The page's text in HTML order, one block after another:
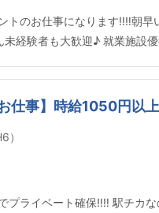
のお仕事になります‼‼朝
経験者も大歓迎♪ 就業施設
仕事】時給1050円以
）
ライベート確保‼‼ 駅チカ